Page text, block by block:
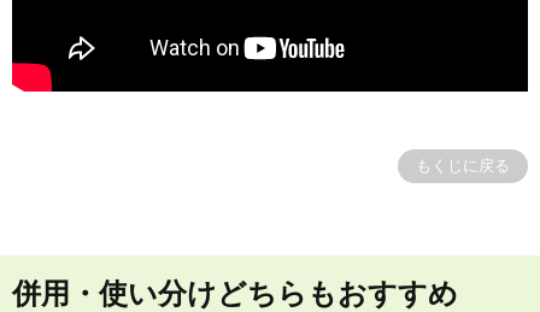
もくじに戻る
併用・使い分けどちらもおすすめ